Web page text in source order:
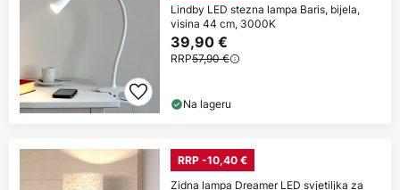
Lindby LED stezna lampa Baris, bijela,
visina 44 cm, 3000K
39,90 €
RRP57,90 €
Na lageru
RRP -10,40 €
Zidna lampa Dreamer LED svjetiljka za